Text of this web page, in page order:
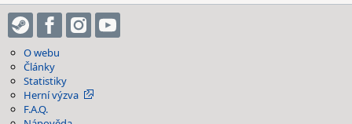
O webu
Články
Statistiky
Herní výzva
F.A.Q.